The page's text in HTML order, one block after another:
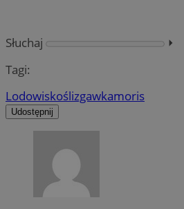
Słuchaj
⏵︎
Tagi:
Lodowiskoślizgawkamoris
Udostępnij